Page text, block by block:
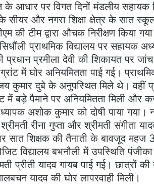
के आधार पर विगत दिनों मंडलीय सहायक
सीयर और नगरा शिक्षा क्षेत्र के सात
की टीम द्वारा औचक निरीक्षण किया
प्राथमिक विद्यालय पर सहायक
प्रमीला देवी की शिकायत पर
में घोर अनियमितता पाई गई।
कुमार दुबे के अनुपस्थित मिले थे। वहीं
में बड़े पैमाने पर अनियमितता मिली और
अशोक कुमार को दोषी पाया गया।
श्रीमती रीना गुप्ता और श्रीमती संगीता
सात शिक्षक की तैनाती के बावजूद महज
विद्यालय बभनौली में उपस्थिति
प्रीती यादव गायब पाई गई। छात्रों
यादव की घोर लापरवाही मिली।